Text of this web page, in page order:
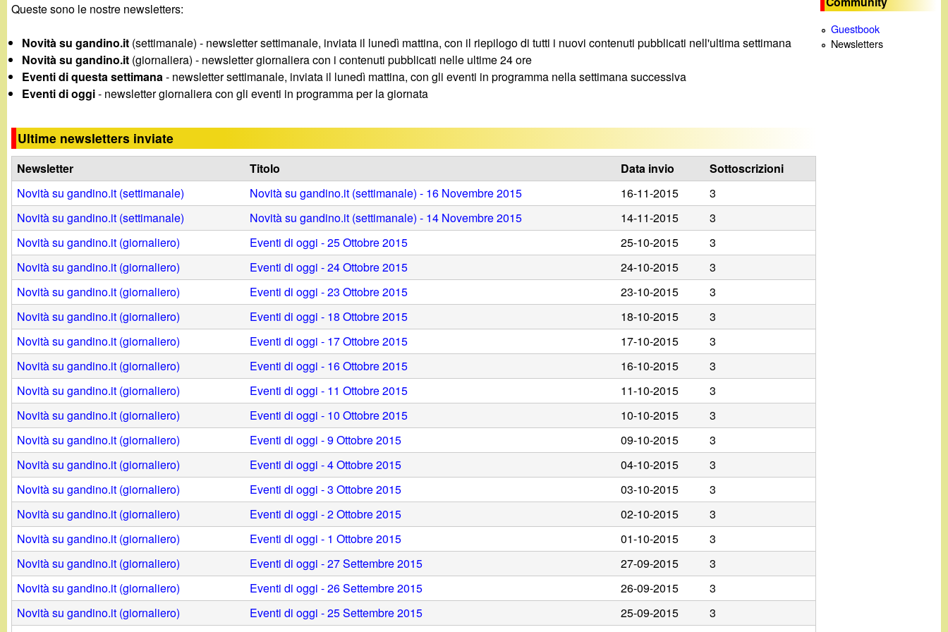
g
a
n
d
i
n
o
.
i
t
a
Queste sono le nostre newsletters:
Novità su gandino.it (settimanale) - newsletter settimanale, inviata il lunedì mattina, con il riepilogo di tutti i nuovi contenuti pubblicati nell'ultima settimana
Novità su gandino.it (giornaliera) - newsletter giornaliera con i contenuti pubblicati nelle ultime 24 ore
Eventi di questa settimana- newsletter settimanale, inviata il lunedì mattina, con gli eventi in programma nella settimana successiva
Eventi di oggi- newsletter giornaliera con gli eventi in programma per la giornata
Ultime newsletters inviate
Newsletter Titolo Data invio
Sottoscrizioni
Novità su gandino.it (settimanale)
Novità su gandino.it (settimanale) - 16 Novembre 2015 16-11-2015
3
Novità su gandino.it (settimanale)
Novità su gandino.it (settimanale) - 14 Novembre 2015 14-11-2015
3
Novità su gandino.it (giornaliero)
Eventi di oggi - 25 Ottobre 2015 25-10-2015
3
Novità su gandino.it (giornaliero)
Eventi di oggi - 24 Ottobre 2015 24-10-2015
3
Novità su gandino.it (giornaliero)
Eventi di oggi - 23 Ottobre 2015 23-10-2015
3
Novità su gandino.it (giornaliero)
Eventi di oggi - 18 Ottobre 2015 18-10-2015
3
Novità su gandino.it (giornaliero)
Eventi di oggi - 17 Ottobre 2015 17-10-2015
3
Novità su gandino.it (giornaliero)
Eventi di oggi - 16 Ottobre 2015 16-10-2015
3
Novità su gandino.it (giornaliero)
Eventi di oggi - 11 Ottobre 2015 11-10-2015
3
Novità su gandino.it (giornaliero)
Eventi di oggi - 10 Ottobre 2015 10-10-2015
3
Novità su gandino.it (giornaliero)
Eventi di oggi - 9 Ottobre 2015 09-10-2015
3
Novità su gandino.it (giornaliero)
Eventi di oggi - 4 Ottobre 2015 04-10-2015
3
Novità su gandino.it (giornaliero)
Eventi di oggi - 3 Ottobre 2015 03-10-2015
3
Novità su gandino.it (giornaliero)
Eventi di oggi - 2 Ottobre 2015 02-10-2015
3
Novità su gandino.it (giornaliero)
Eventi di oggi - 1 Ottobre 2015 01-10-2015
3
Novità su gandino.it (giornaliero)
Eventi di oggi - 27 Settembre 2015 27-09-2015
3
Novità su gandino.it (giornaliero)
Eventi di oggi - 26 Settembre 2015 26-09-2015
3
Novità su gandino.it (giornaliero)
Eventi di oggi - 25 Settembre 2015 25-09-2015
3
Guestbook
Newsletters